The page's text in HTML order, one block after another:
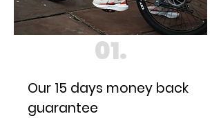
01.
Our 15 days money back
guarantee